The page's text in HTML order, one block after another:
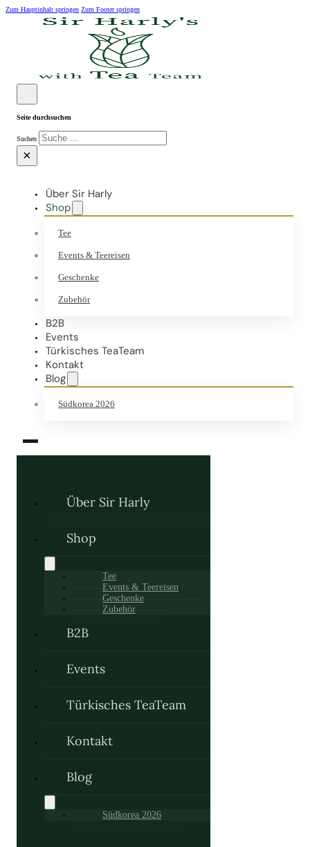
Zum Hauptinhalt springen Zum Footer springen
Seite durchsuchen
Suchen
×
Über Sir Harly
Shop
Tee
Events & Teereisen
Geschenke
Zubehör
B2B
Events
Türkisches TeaTeam
Kontakt
Blog
Südkorea 2026
Über Sir Harly
Shop
Tee
Events & Teereisen
Geschenke
Zubehör
B2B
Events
Türkisches TeaTeam
Kontakt
Blog
Südkorea 2026